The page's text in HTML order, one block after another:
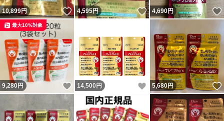
10,899円 いいね！
4,595円 いいね！
4,690円
9,280 円 いいね！
最大10%対象
14,500 円 いいね！
5,680円